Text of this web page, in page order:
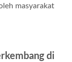
masyarakat
di